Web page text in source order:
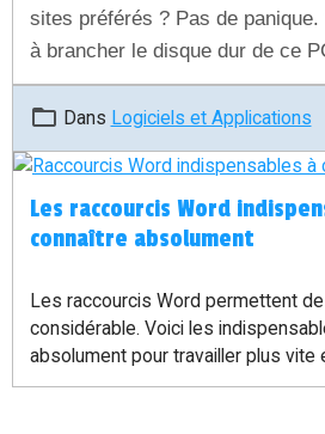
sites préférés ? Pas de
à brancher le disque dur de ce
autre machine, vos données
Découvrez dans ce guide simple
extraire vos identifiants et mots
Firefox pour les réutiliser
Dans Logiciels et Applications
Les raccourcis Word
connaître absolument
Les raccourcis Word permettent
considérable. Voici les
absolument pour travailler plus vite